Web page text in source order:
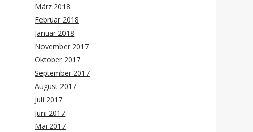
März 2018
Februar 2018
Januar 2018
November 2017
Oktober 2017
September 2017
August 2017
Juli 2017
Juni 2017
Mai 2017